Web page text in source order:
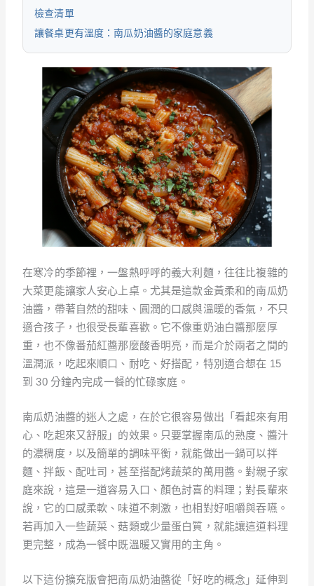
檢查清單
讓餐桌更有溫度：南瓜奶油醬的家庭意義
在寒冷的季節裡，一盤熱呼呼的義大利麵，往往比複雜的
大菜更能讓家人安心上桌。尤其是這款金黃柔和的南瓜奶
油醬，帶著自然的甜味、圓潤的口感與溫暖的香氣，不只
適合孩子，也很受長輩喜歡。它不像重奶油白醬那麼厚
重，也不像番茄紅醬那麼酸香明亮，而是介於兩者之間的
溫潤派，吃起來順口、耐吃、好搭配，特別適合想在 15
到 30 分鐘內完成一餐的忙碌家庭。
南瓜奶油醬的迷人之處，在於它很容易做出「看起來有用
心、吃起來又舒服」的效果。只要掌握南瓜的熟度、醬汁
的濃稠度，以及簡單的調味平衡，就能做出一鍋可以拌
麵、拌飯、配吐司，甚至搭配烤蔬菜的萬用醬。對親子家
庭來說，這是一道容易入口、顏色討喜的料理；對長輩來
說，它的口感柔軟、味道不刺激，也相對好咀嚼與吞嚥。
若再加入一些蔬菜、菇類或少量蛋白質，就能讓這道料理
更完整，成為一餐中既溫暖又實用的主角。
以下這份擴充版會把南瓜奶油醬從「好吃的概念」延伸到